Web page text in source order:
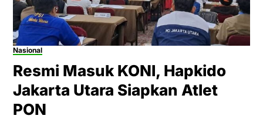
Nasional
Resmi Masuk KONI, Hapkido
Jakarta Utara Siapkan Atlet
PON